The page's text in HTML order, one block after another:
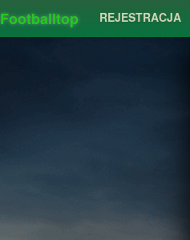
Footballtop REJESTRACJA